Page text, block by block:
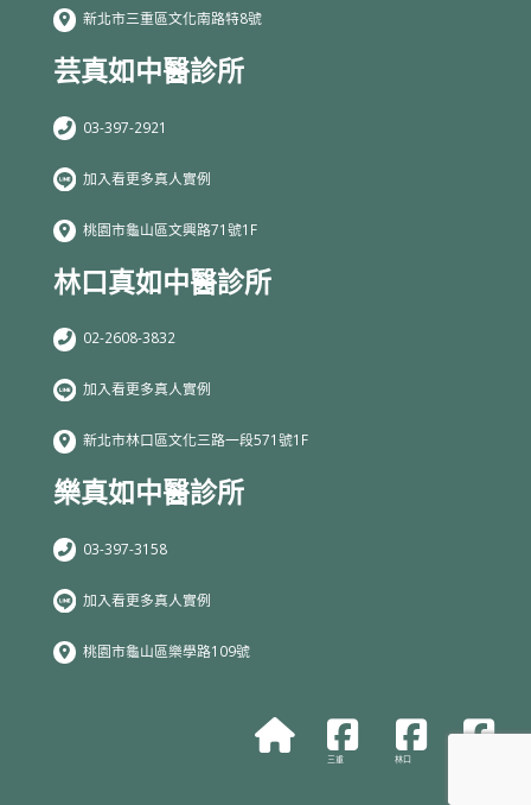
新北市三重區文化南路特8號
芸真如中醫診所
03-397-2921
加入看更多真人實例
桃園市龜山區文興路71號1F
林口真如中醫診所
02-2608-3832
加入看更多真人實例
新北市林口區文化三路一段571號1F
樂真如中醫診所
03-397-3158
加入看更多真人實例
桃園市龜山區樂學路109號